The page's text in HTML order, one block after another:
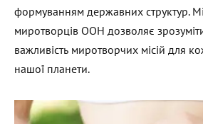
формуванням державних структур.
миротворців ООН дозволяє
важливість миротворчих місій для
нашої планети.